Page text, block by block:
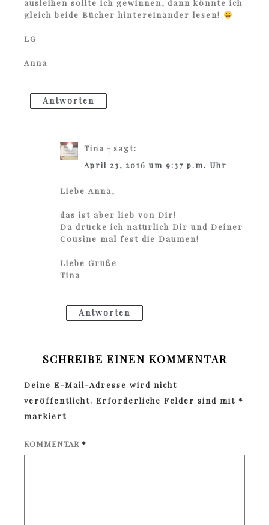
ausleihen sollte ich gewinnen, dann könnte ich
gleich beide Bücher hintereinander lesen!
LG
Anna
Antworten
Tina
sagt:
April 23, 2016 um 9:37 p.m. Uhr
Liebe Anna,
das ist aber lieb von Dir!
Da drücke ich natürlich Dir und Deiner
Cousine mal fest die Daumen!
Liebe Grüße
Tina
Antworten
SCHREIBE EINEN KOMMENTAR
Deine E-Mail-Adresse wird nicht
veröffentlicht. Erforderliche Felder sind mit *
markiert
KOMMENTAR *